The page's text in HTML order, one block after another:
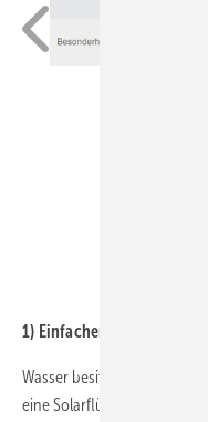
1) Einfacher Anschluss,
Wasser besitzt eine deutlich
eine Solarflüssigkeit mit